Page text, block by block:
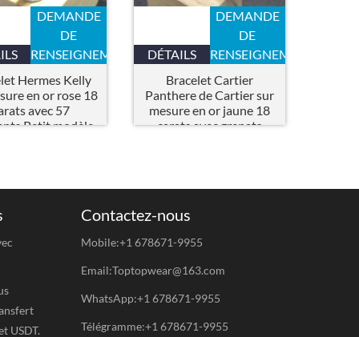
DEMANDE
DE
RENSEIGNEMENTS
Hermes Kelly
en or rose 18
avec 57
modèle
DÉTAILS
DEMANDE
DE
RENSEIGNEMENTS
Bracelet Cartier
Panthere de Cartier sur
mesure en or jaune 18
carats avec grenats
USDT.
Contactez-nous
Mobile:+1 678671-9955
Email:Toptopwear@163.com
WhatsApp:+1 678671-9955
Télégramme:+1 678671-9955